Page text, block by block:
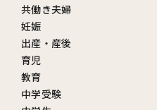
共働き夫婦
妊娠
出産・産後
育児
教育
中学受験